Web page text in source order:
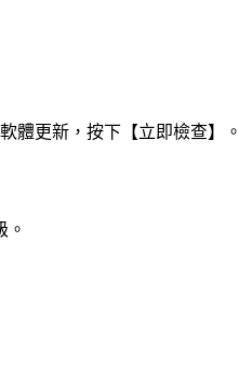
體更新，按下【立即檢查】。
。